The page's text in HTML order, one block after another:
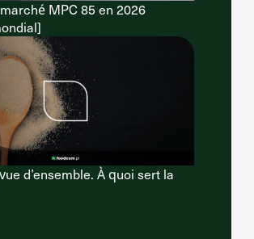
MPC 85 en 2026
d’ensemble. À quoi sert la